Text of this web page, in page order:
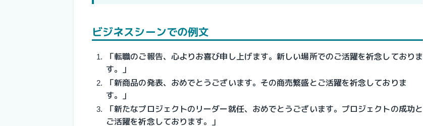
ビジネスシーンでの例文
「転職のご報告、心よりお喜び申し上げます。新しい場所でのご活躍を祈念しておりま
す。」
「新商品の発表、おめでとうございます。その商売繁盛とご活躍を祈念しておりま
す。」
「新たなプロジェクトのリーダー就任、おめでとうございます。プロジェクトの成功と
ご活躍を祈念しております。」